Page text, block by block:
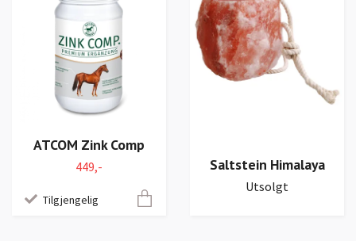
ATCOM Zink Comp
449,-
Tilgjengelig
Saltstein Himalaya
Utsolgt